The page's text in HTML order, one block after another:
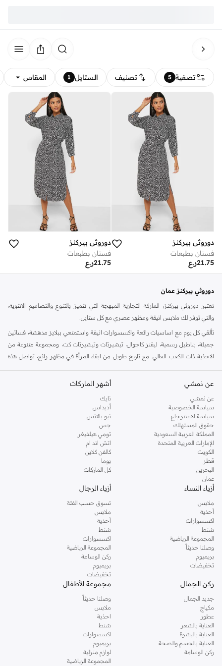
تصفية 5 تصنيف الستايل 1 المقاس
دوروثي بيركنز
فستان بطبعات
ر.ع21.75
دوروثي بيركنز
فستان بطبعات
ر.ع21.75
دوروثي بيركنز عمان
تعتبر دوروثي بيركنز، الماركة التجارية المبهجة التي تتميز بالتنوع والتصاميم الانثوية،
والتي توفر لك ملابس انيقة ومظهر عصري مع كل ستايل.
تألقي كل يوم مع اساسيات رائعة واكسسوارات انيقة واستمتعي ببلايز مدهشة، فساتين
جميلة، بناطيل رسمية، ليقنز كاجوال، تيشيرتات وتيشيرتات كت، ومجموعة متنوعة من
الاحذية ذات الكعب العالي. مع تاريخ طويل من ابقاء المرأة في مظهر رائع، تواصل هذه
كنت تقومين بتجديد خزانة ملابسك الملائمة للعمل، البحث عن فستان مثالي للحفلات او
اليه.
تسوقي دوروثي بيركنز اون لاين مسقط
تسوقي دوروثي بيركنز اون لاين من نمشي واستمتعي باكثر من الف ستايل من مجموعة
دوروثي بيركنز الشهيرة. تصفحي المجموعة كاملة في متجر دوروثي بيركنز اون لاين او
استخدمي القائمة لتحديد تجربة تسوق دوروثي بيركنز اون لاين. خدمة التوصيل السريعة
والدعم الاستثنائي يضمن لك تجربة تسوق ممتعة دائما مع نمشي.
عن نمشي
عن نمشي
سياسة الخصوصية
سياسة الاسترجاع
حقوق المستهلك
المملكة العربية السعودية
الإمارات العربية المتحدة
الكويت
قطر
البحرين
عمان
أشهر الماركات
نايك
أديداس
نيو بالانس
جس
تومي هيلفيغر
اتش اند ام
كالفن كلاين
بوما
كل الماركات
أزياء النساء
ملابس
أحذية
اكسسوارات
شنط
المجموعة الرياضية
وصلنا حديثاً
بريميوم
تخفيضات
أزياء الرجال
تسوق حسب الفئة
ملابس
أحذية
شنط
اكسسوارات
المجموعة الرياضية
ركن الوسامة
بريميوم
تخفيضات
ركن الجمال
جديد الجمال
مكياج
عطور
العناية بالشعر
العناية بالبشرة
العناية بالجسم والصحة
ركن الوسامة
مجموعة الأطفال
وصلنا حديثاً
ملابس
احذية
شنط
اكسسوارات
بريميوم
لوازم منزلية
المجموعة الرياضية